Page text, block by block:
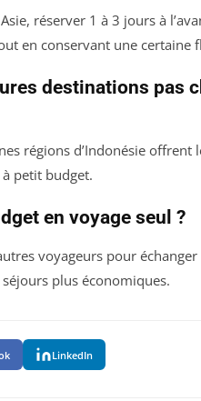
réserver 1 à 3 jours à
en conservant une certaine
destinations pas
régions d’Indonésie
petit budget.
en voyage seul ?
voyageurs pour échanger
plus économiques.
LinkedIn